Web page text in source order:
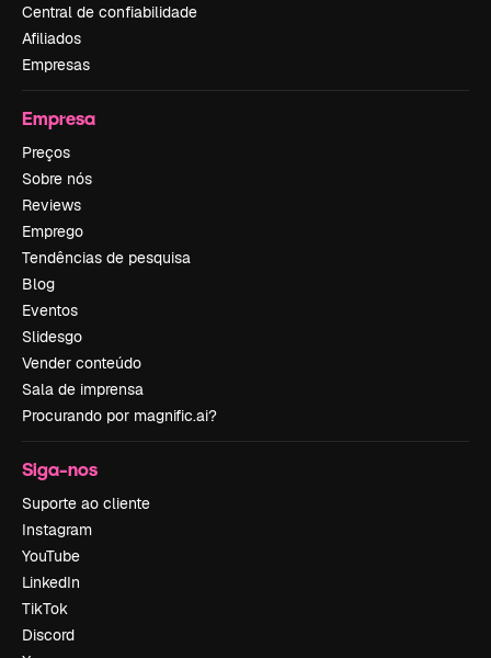
Central de confiabilidade
Afiliados
Empresas
Empresa
Preços
Sobre nós
Reviews
Emprego
Tendências de pesquisa
Blog
Eventos
Slidesgo
Vender conteúdo
Sala de imprensa
Procurando por magnific.ai?
Siga-nos
Suporte ao cliente
Instagram
YouTube
LinkedIn
TikTok
Discord